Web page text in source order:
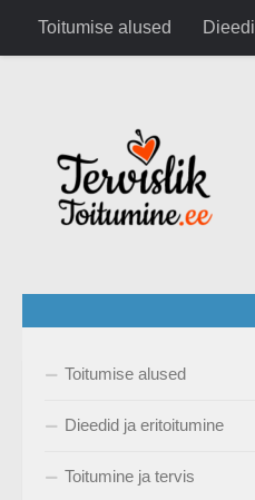
Skip to content
Toitumise alused
Toitumise alused
Dieedid ja eritoitumine
Toitumine ja tervis